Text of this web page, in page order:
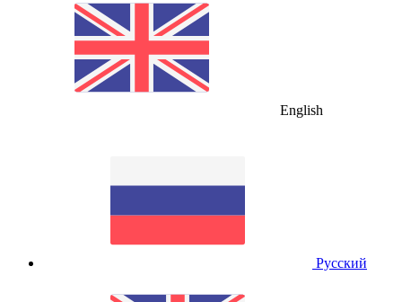
English
Русский